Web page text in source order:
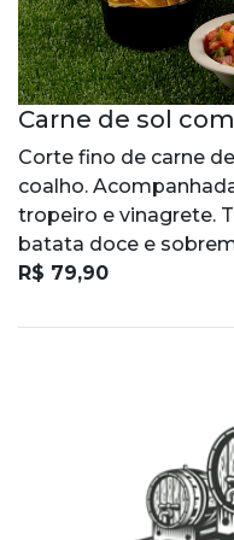
Carne de sol
Corte fino de carne
coalho.
tropeiro e vinagrete.
batata doce e
R$ 79,90